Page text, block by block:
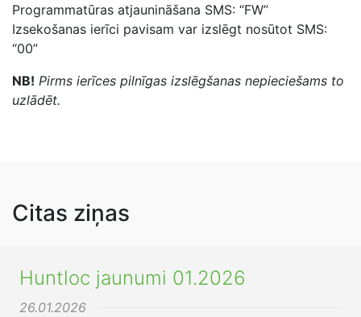
Programmatūras atjaunināšana SMS: “FW”
Izsekošanas ierīci pavisam var izslēgt nosūtot SMS:
“00”
NB! Pirms ierīces pilnīgas izslēgšanas nepieciešams to
uzlādēt.
Citas ziņas
Huntloc jaunumi 01.2026
26.01.2026